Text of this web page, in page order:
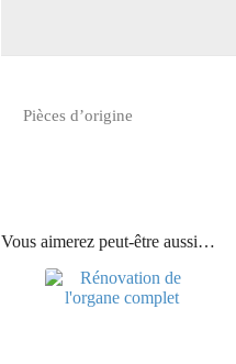
Pièces d’origine
Vous aimerez peut-être aussi…